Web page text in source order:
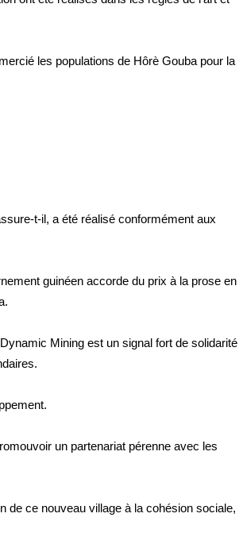
les populations de Hôrè Gouba pour la
t-il, a été réalisé conformément aux
guinéen accorde du prix à la prose en
Mining est un signal fort de solidarité
un partenariat pérenne avec les
de ce nouveau village à la cohésion sociale,